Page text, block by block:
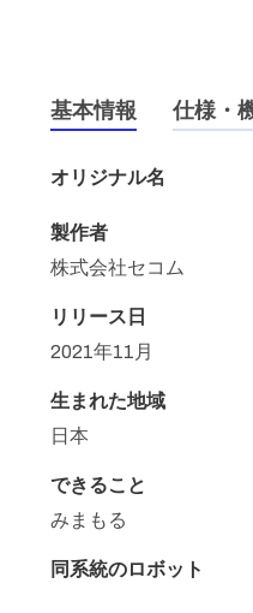
基本情報 仕様・
オリジナル名
製作者
株式会社セコム
リリース日
2021年11月
生まれた地域
日本
できること
みまもる
同系統のロボット